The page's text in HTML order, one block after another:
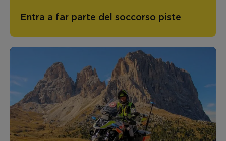
Entra a far parte del soccorso piste